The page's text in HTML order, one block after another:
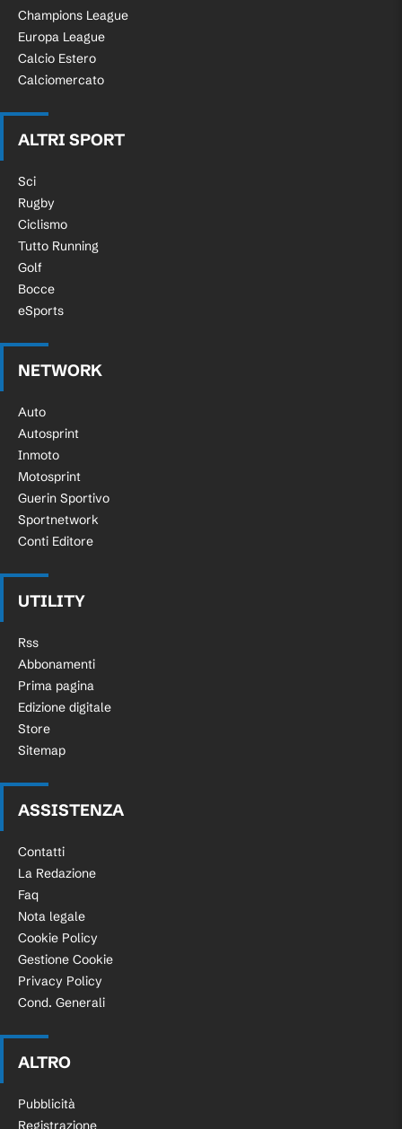
Champions League
Europa League
Calcio Estero
Calciomercato
ALTRI SPORT
Sci
Rugby
Ciclismo
Tutto Running
Golf
Bocce
eSports
NETWORK
Auto
Autosprint
Inmoto
Motosprint
Guerin Sportivo
Sportnetwork
Conti Editore
UTILITY
Rss
Abbonamenti
Prima pagina
Edizione digitale
Store
Sitemap
ASSISTENZA
Contatti
La Redazione
Faq
Nota legale
Cookie Policy
Gestione Cookie
Privacy Policy
Cond. Generali
ALTRO
Pubblicità
Registrazione